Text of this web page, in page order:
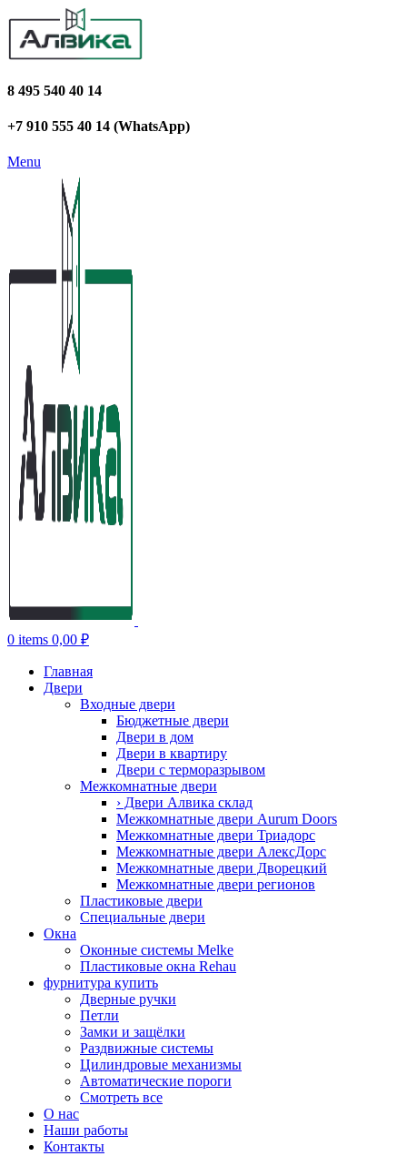
8 495 540 40 14
+7 910 555 40 14 (WhatsApp)
Menu
0 items 0,00 ₽
Главная
Двери
Входные двери
Бюджетные двери
Двери в дом
Двери в квартиру
Двери с терморазрывом
Межкомнатные двери
› Двери Алвика склад
Межкомнатные двери Aurum Doors
Межкомнатные двери Триадорс
Межкомнатные двери АлексДорс
Межкомнатные двери Дворецкий
Межкомнатные двери регионов
Пластиковые двери
Специальные двери
Окна
Оконные системы Melke
Пластиковые окна Rehau
фурнитура купить
Дверные ручки
Петли
Замки и защёлки
Раздвижные системы
Цилиндровые механизмы
Автоматические пороги
Смотреть все
О нас
Наши работы
Контакты